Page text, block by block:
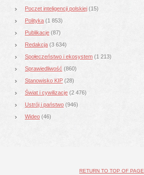
Poczet inteligencji polskiej (15)
Polityka (1 853)
Publikacje (87)
Redakcja (3 634)
Społeczeństwo i ekosystem (1 213)
Sprawiedliwość (860)
Stanowisko KIP (28)
Świat i cywilizacje (2 476)
Ustrój i państwo (946)
Wideo (46)
RETURN TO TOP OF PAGE